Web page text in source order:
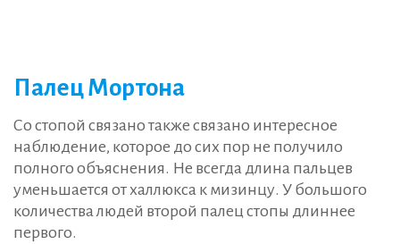
Палец Мортона
Со стопой связано также связано интересное
наблюдение, которое до сих пор не получило
полного объяснения. Не всегда длина пальцев
уменьшается от халлюкса к мизинцу. У большого
количества людей второй палец стопы длиннее
первого.